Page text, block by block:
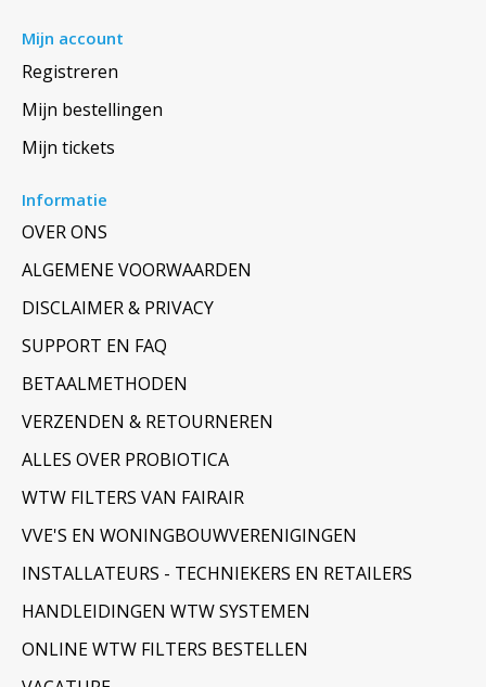
Mijn account
Registreren
Mijn bestellingen
Mijn tickets
Informatie
OVER ONS
ALGEMENE VOORWAARDEN
DISCLAIMER & PRIVACY
SUPPORT EN FAQ
BETAALMETHODEN
VERZENDEN & RETOURNEREN
ALLES OVER PROBIOTICA
WTW FILTERS VAN FAIRAIR
VVE'S EN WONINGBOUWVERENIGINGEN
INSTALLATEURS - TECHNIEKERS EN RETAILERS
HANDLEIDINGEN WTW SYSTEMEN
ONLINE WTW FILTERS BESTELLEN